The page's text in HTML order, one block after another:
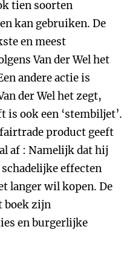
tien soorten
kan gebruiken. De
en meest
Van der Wel het
andere actie is
der Wel het zegt,
is ook een ‘stembiljet’.
product geeft
af : Namelijk dat hij
effecten
langer wil kopen. De
boek zijn
en burgerlijke